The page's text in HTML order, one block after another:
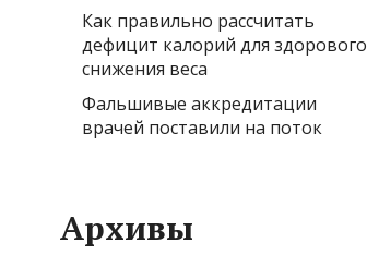
Как правильно рассчитать
дефицит калорий для здорового
снижения веса
Фальшивые аккредитации
врачей поставили на поток
Архивы